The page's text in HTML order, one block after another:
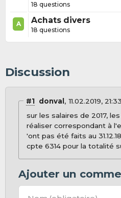
18 questions
A Achats divers
18 questions
Discussion
#1 donval
11.02.2019, 21:33
sur les salaires de 2017,
réaliser correspondant à
'ont pas été faits au
cpte 6314 pour la totalité
Ajouter un